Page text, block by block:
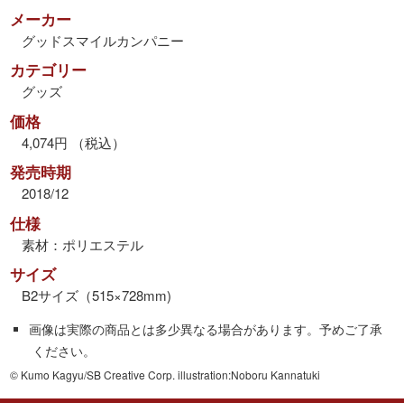
メーカー
グッドスマイルカンパニー
カテゴリー
グッズ
価格
4,074円 （税込）
発売時期
2018/12
仕様
素材：ポリエステル
サイズ
B2サイズ（515×728mm)
画像は実際の商品とは多少異なる場合があります。予めご了承
ください。
© Kumo Kagyu/SB Creative Corp. illustration:Noboru Kannatuki